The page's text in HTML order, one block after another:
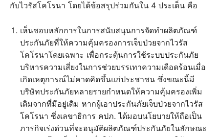
กับไวรัสโคโรนา โดยได้ข้อสรุปร่วมกันใน 4 ประเด็น คือ
เห็นชอบหลักการในการสนับสนุนการจัดทำผลิตภัณฑ์
ประกันภัยที่ให้ความคุ้มครองการเจ็บป่วยจากไวรัส
โคโรนาโดยเฉพาะ เพื่อกระตุ้นการใช้ระบบประกันภัย
บริหารความเสี่ยงในการช่วยบรรเทาความเดือดร้อนเมื่อ
เกิดเหตุการณ์ไม่คาดคิดขึ้นแก่ประชาชน ซึ่งขณะนี้มี
บริษัทประกันภัยหลายรายกำหนดให้ความคุ้มครองเพิ่ม
เติมจากที่มีอยู่เดิม หากผู้เอาประกันภัยเจ็บป่วยจากไวรัส
โคโรนา ซึ่งเลขาธิการ คปภ. ได้มอบนโยบายให้ถือเป็น
ภารกิจเร่งด่วนที่จะอนุมัติผลิตภัณฑ์ประกันภัยในลักษณะ